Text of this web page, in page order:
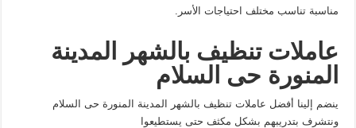
مناسبة تناسب مختلف احتياجات الأسر.
عاملات تنظيف بالشهر المدينة
المنورة حى السلام
ينضم إلينا أفضل عاملات تنظيف بالشهر المدينة المنورة حى السلام
ونتشرف بتدريبهم بشكل مكثف حتى يستطيعوا